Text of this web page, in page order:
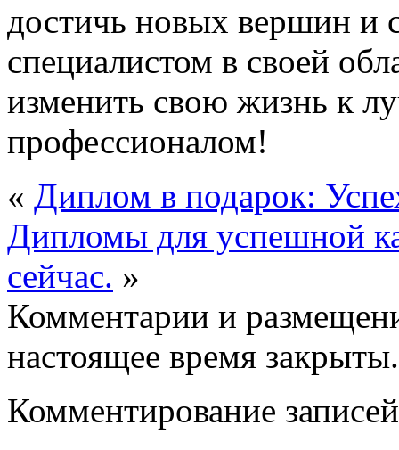
достичь новых вершин и
специалистом в своей
изменить свою жизнь к
профессионалом!
« Диплом в подарок:
Дипломы для успешной
сейчас. »
Комментарии и
настоящее время закрыты.
Комментирование